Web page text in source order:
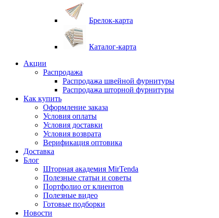
Брелок-карта
Каталог-карта
Акции
Распродажа
Распродажа швейной фурнитуры
Распродажа шторной фурнитуры
Как купить
Оформление заказа
Условия оплаты
Условия доставки
Условия возврата
Верификация оптовика
Доставка
Блог
Шторная академия MirTenda
Полезные статьи и советы
Портфолио от клиентов
Полезные видео
Готовые подборки
Новости